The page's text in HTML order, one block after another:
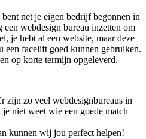
bent net je eigen bedrijf begonnen in
webdesign bureau inzetten om
je hebt al een website, maar deze
een facelift goed kunnen gebruiken.
op korte termijn opgeleverd.
zijn zo veel webdesignbureaus in
niet weet wie een goede match
kunnen wij jou perfect helpen!